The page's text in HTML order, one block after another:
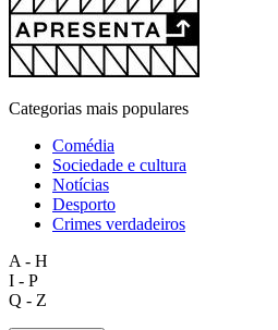
Categorias mais populares
Comédia
Sociedade e cultura
Notícias
Desporto
Crimes verdadeiros
A - H
I - P
Q - Z